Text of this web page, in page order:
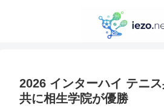
2026 インターハイ テニ
共に相生学院が優勝